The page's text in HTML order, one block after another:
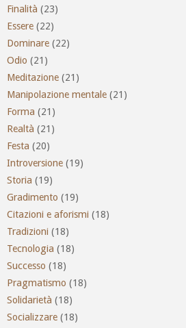
Finalità (23)
Essere (22)
Dominare (22)
Odio (21)
Meditazione (21)
Manipolazione mentale (21)
Forma (21)
Realtà (21)
Festa (20)
Introversione (19)
Storia (19)
Gradimento (19)
Citazioni e aforismi (18)
Tradizioni (18)
Tecnologia (18)
Successo (18)
Pragmatismo (18)
Solidarietà (18)
Socializzare (18)